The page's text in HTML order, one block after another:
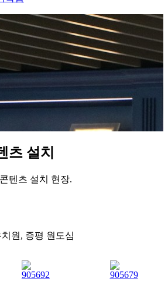
츠 설치
텐츠 설치 현장.
원, 증평 원도심